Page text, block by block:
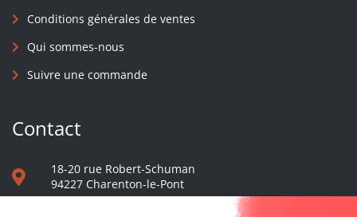
Conditions générales de ventes
Qui sommes-nous
Suivre une commande
Contact
18-20 rue Robert-Schuman
94227 Charenton-le-Pont